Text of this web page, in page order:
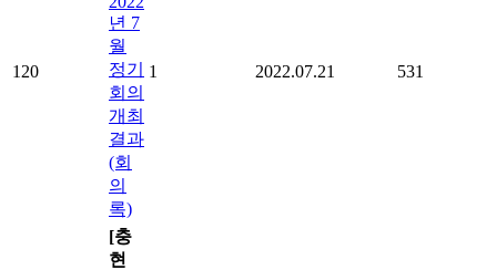
120
년 7
월
정기
회의
개최
결과
(회
의
록)
1 2022.07.21 531
[충
현